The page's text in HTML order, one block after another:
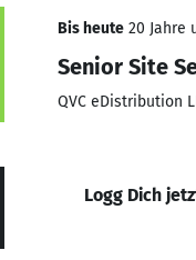
Bis heute 20 Jahre
Senior Site
QVC eDistribution
Logg Dich